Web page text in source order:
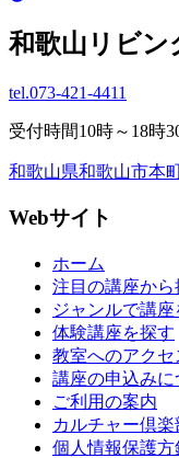
和歌山リビン
tel.073-421-4411
受付時間10時～18時
和歌山県和歌山市本
Webサイト
ホーム
注目の講座から
ジャンルで講座
体験講座を探す
教室へのアクセ
講座の申込みに
ご利用の案内
カルチャー倶
個人情報保護方